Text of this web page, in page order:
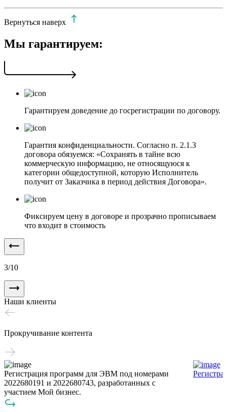
Вернуться наверх
Мы гарантируем:
Гарантируем доведение до госрегистрации по договору.
Гарантия конфиденциальности. Согласно п. 2.1.3
договора обязуемся: «Сохранять в тайне всю
коммерческую информацию, не относящуюся к
категории общедоступной, которую Исполнитель
получит от Заказчика в период действия Договора».
Фиксируем цену в договоре и прозрачно прописываем
что входит в стоимость
3/10
Наши клиенты
Прокручивание контента
Регистрация программ для ЭВМ под номерами
2022680191 и 2022680743, разработанных с
участием Мой бизнес.